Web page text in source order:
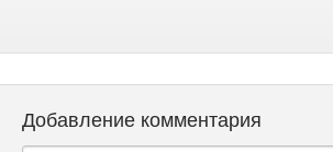
Добавление комментария